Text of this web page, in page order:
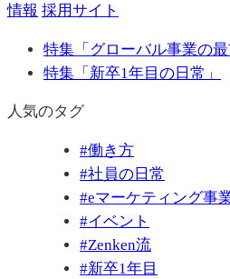
情報 採用サイト
特集「グローバル事業の最
特集「新卒1年目の日常」
人気のタグ
#働き方
#社員の日常
#eマーケティング事
#イベント
#Zenken流
#新卒1年目